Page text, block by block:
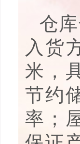
仓
入货
米，
节约
率；